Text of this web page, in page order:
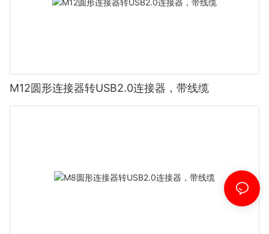
M12圆形连接器转USB2.0连接器，带线缆